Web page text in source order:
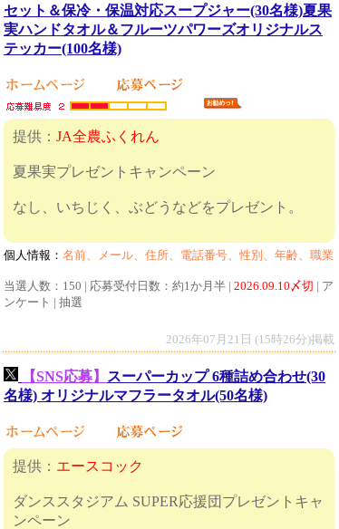
セット＆保冷・保温対応スープジャー(30名様)夏果
実ハンドタオル＆フルーツパワーズオリジナルス
テッカー(100名様)
提供： JA全農ふくれん
夏果実プレゼントキャンペーン
なし、いちじく、ぶどうなどをプレゼント。
個人情報： 名前、メール、住所、電話番号、性別、年齢、職業
当選人数：150 | 応募受付日数：約1か月半 | 2026.09.10〆切 | ア
ンケート | 抽選
2026年07月21日 (15時26分)掲載
【SNS応募】
スーパーカップ 6種詰め合わせ(30
名様) オリジナルマフラータオル(50名様)
提供： エースコック
ダンススタジアム SUPER応援団プレゼントキャ
ンペーン